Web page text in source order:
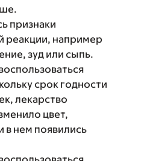
признаки
реакции, например
зуд или сыпь.
срок годности
лекарство
цвет,
в нем появились